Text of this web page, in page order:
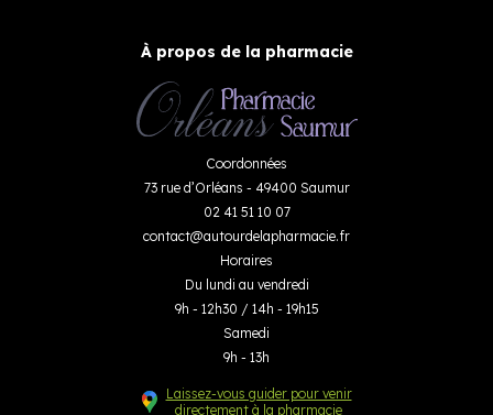
À propos de la pharmacie
Coordonnées
73 rue d’Orléans - 49400 Saumur
02 41 51 10 07
contact@autourdelapharmacie.fr
Horaires
Du lundi au vendredi
9h - 12h30 / 14h - 19h15
Samedi
9h - 13h
Laissez-vous guider pour venir
directement à la pharmacie